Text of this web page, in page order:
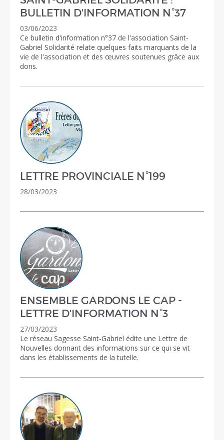
BULLETIN D'INFORMATION N°37
03/06/2023
Ce bulletin d'information n°37 de l'association Saint-
Gabriel Solidarité relate quelques faits marquants de la
vie de l'association et des œuvres soutenues grâce aux
dons.
LETTRE PROVINCIALE N°199
28/03/2023
ENSEMBLE GARDONS LE CAP -
LETTRE D'INFORMATION N°3
27/03/2023
Le réseau Sagesse Saint-Gabriel édite une Lettre de
Nouvelles donnant des informations sur ce qui se vit
dans les établissements de la tutelle.